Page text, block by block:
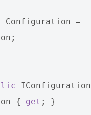
Configuration =
;
IConfiguration
{ get ; }